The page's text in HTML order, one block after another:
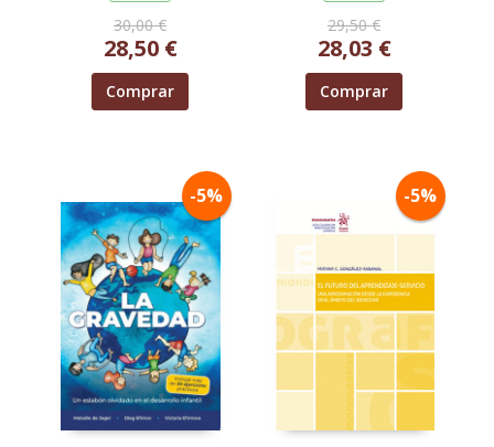
30,00 €
28,50 €
Comprar
29,50 €
28,03 €
Comprar
-5% -5%